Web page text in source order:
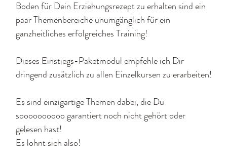
Boden für Dein Erziehungsrezept zu erhalten sind ein
paar Themenbereiche unumgänglich für ein
ganzheitliches erfolgreiches Training!
Dieses Einstiegs-Paketmodul empfehle ich Dir
dringend zusätzlich zu allen Einzelkursen zu erarbeiten!
Es sind einzigartige Themen dabei, die Du
soooooooooo garantiert noch nicht gehört oder
gelesen hast!
Es lohnt sich also!